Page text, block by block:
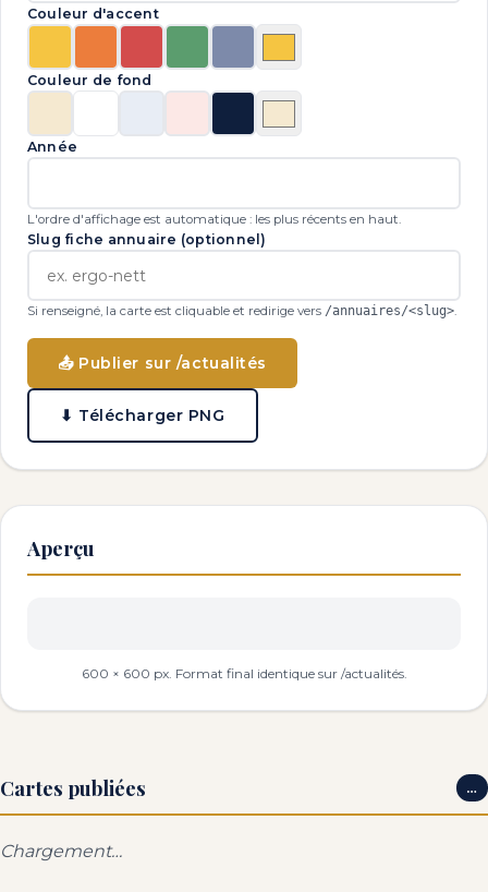
Couleur d'accent
Couleur de fond
Année
L'ordre d'affichage est automatique : les plus récents en haut.
Slug fiche annuaire (optionnel)
Si renseigné, la carte est cliquable et redirige vers /annuaires/<slug>.
📤 Publier sur /actualités
⬇ Télécharger PNG
Aperçu
600 × 600 px. Format final identique sur /actualités.
Cartes publiées …
Chargement…